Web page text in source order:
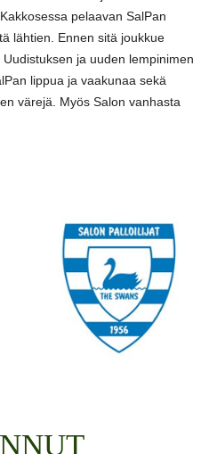
pelaavan SalPan
lähtien. Ennen sitä joukkue
ja uuden lempinimen
lippua ja vaakunaa sekä
värejä. Myös Salon vanhasta